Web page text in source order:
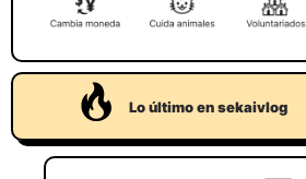
Lo último en sekaivlog